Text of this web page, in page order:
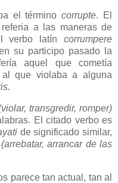
el términocorrupte. El
a las maneras de
verbo latín corrumpere
su participo pasado la
aquel que cometía
que violaba a alguna
transgredir, romper)
El citado verbo es
de significado similar,
arrancar de las
parece tan actual, tan al